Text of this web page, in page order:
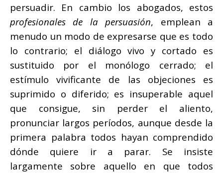
persuadir. En cambio los abogados, estos
profesionales de la persuasión, emplean a
menudo un modo de expresarse que es todo
lo contrario; el diálogo vivo y cortado es
sustituido por el monólogo cerrado; el
estímulo vivificante de las objeciones es
suprimido o diferido; es insuperable aquel
que consigue, sin perder el aliento,
pronunciar largos períodos, aunque desde la
primera palabra todos hayan comprendido
dónde quiere ir a parar. Se insiste
largamente sobre aquello en que todos